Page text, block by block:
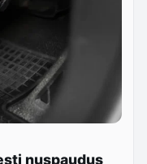
nuspaudus